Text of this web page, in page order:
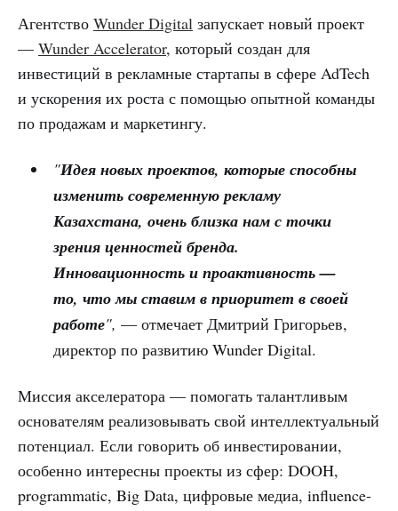
Агентство Wunder Digital запускает новый проект
— Wunder Accelerator, который создан для
инвестиций в рекламные стартапы в сфере AdTech
и ускорения их роста с помощью опытной команды
по продажам и маркетингу.
"Идея новых проектов, которые способны
изменить современную рекламу
Казахстана, очень близка нам с точки
зрения ценностей бренда.
Инновационность и проактивность —
то, что мы ставим в приоритет в своей
работе", — отмечает Дмитрий Григорьев,
директор по развитию Wunder Digital.
Миссия акселератора — помогать талантливым
основателям реализовывать свой интеллектуальный
потенциал. Если говорить об инвестировании,
особенно интересны проекты из сфер: DOOH,
programmatic, Big Data, цифровые медиа, influence-